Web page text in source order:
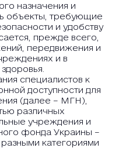
назначения и
объекты, требующие
и удобству
прежде всего,
передвижения и
и в
специалистов к
доступности для
(далее – МГН),
различных
учреждения и
фонда Украины –
категориями